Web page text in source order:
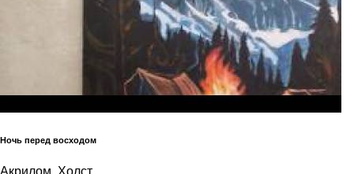
Ночь перед восходом
Акрилом, Холст